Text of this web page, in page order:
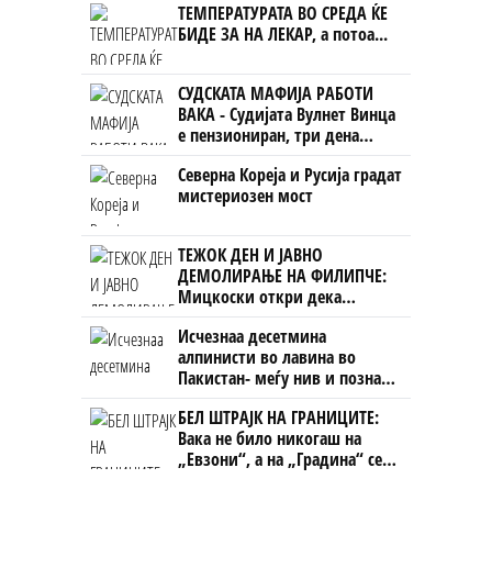
ТЕМПЕРАТУРАТА ВО СРЕДА ЌЕ
БИДЕ ЗА НА ЛЕКАР, а потоа...
СУДСКАТА МАФИЈА РАБОТИ
ВАКА - Судијата Вулнет Винца
е пензиониран, три дена
откако му го врати пасошот
на бизнисменот Марковски
Северна Кореја и Русија градат
мистериозен мост
ТЕЖОК ДЕН И ЈАВНО
ДЕМОЛИРАЊЕ НА ФИЛИПЧЕ:
Мицкоски откри дека
човекот појма нема од
ништо, освен за кеш
Исчезнаа десетмина
алпинисти во лавина во
Пакистан- меѓу нив и познат
Непалец
БЕЛ ШТРАЈК НА ГРАНИЦИТЕ:
Вака не било никогаш на
„Евзони“, а на „Градина“ се